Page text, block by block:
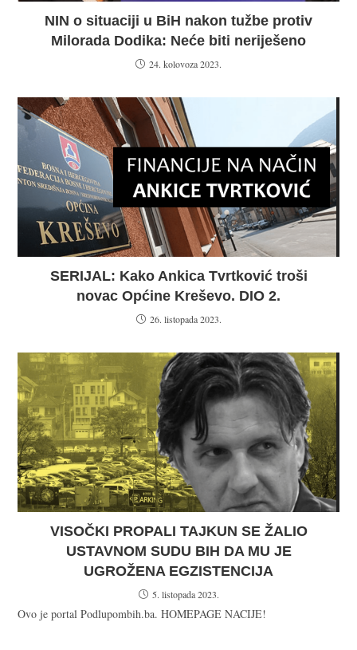
NIN o situaciji u BiH nakon tužbe protiv
Milorada Dodika: Neće biti neriješeno
24. kolovoza 2023.
SERIJAL: Kako Ankica Tvrtković troši
novac Općine Kreševo. DIO 2.
26. listopada 2023.
VISOČKI PROPALI TAJKUN SE ŽALIO
USTAVNOM SUDU BIH DA MU JE
UGROŽENA EGZISTENCIJA
5. listopada 2023.
Ovo je portal Podlupombih.ba. HOMEPAGE NACIJE!